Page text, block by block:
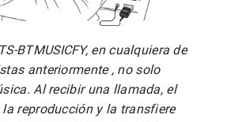
BTMUSICFY, en cualquiera de
anteriormente , no solo
Al recibir una llamada, el
reproducción y la transfiere